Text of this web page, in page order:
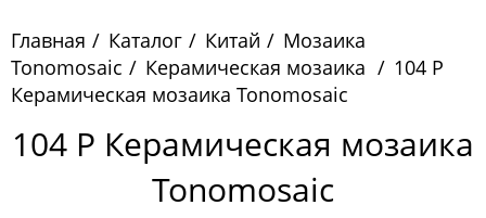
Китай
Pixelmosaic
Зеркала NS Bath
Керамогранит NSceramic
Главная Каталог Китай
Мозаика
Tonomosaic
Керамическая мозаика
104 P
Керамическая мозаика Tonomosaic
104 P Керамическая мозаика
Tonomosaic